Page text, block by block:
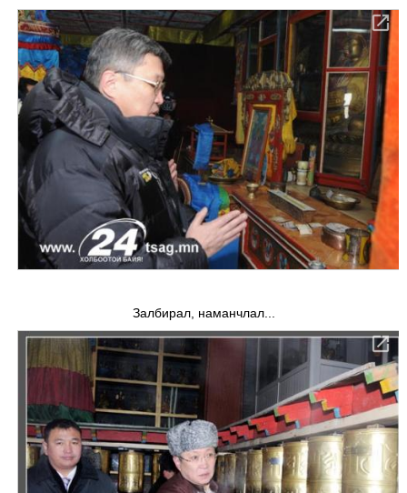
Залбирал, наманчлал...